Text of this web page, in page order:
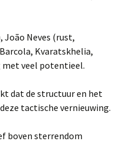
João Neves (rust,
Kvaratskhelia,
met veel potentieel.
dat de structuur en het
tactische vernieuwing.
boven sterrendom